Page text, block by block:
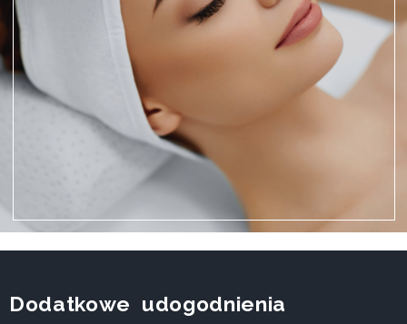
Dodatkowe udogodnienia